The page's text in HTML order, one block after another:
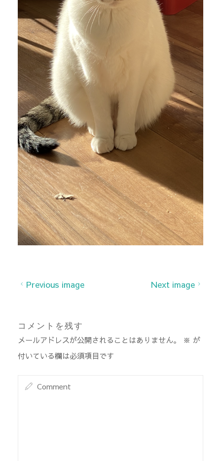
Previous image Next image
コメントを残す
メールアドレスが公開されることはありません。 ※ が
付いている欄は必須項目です